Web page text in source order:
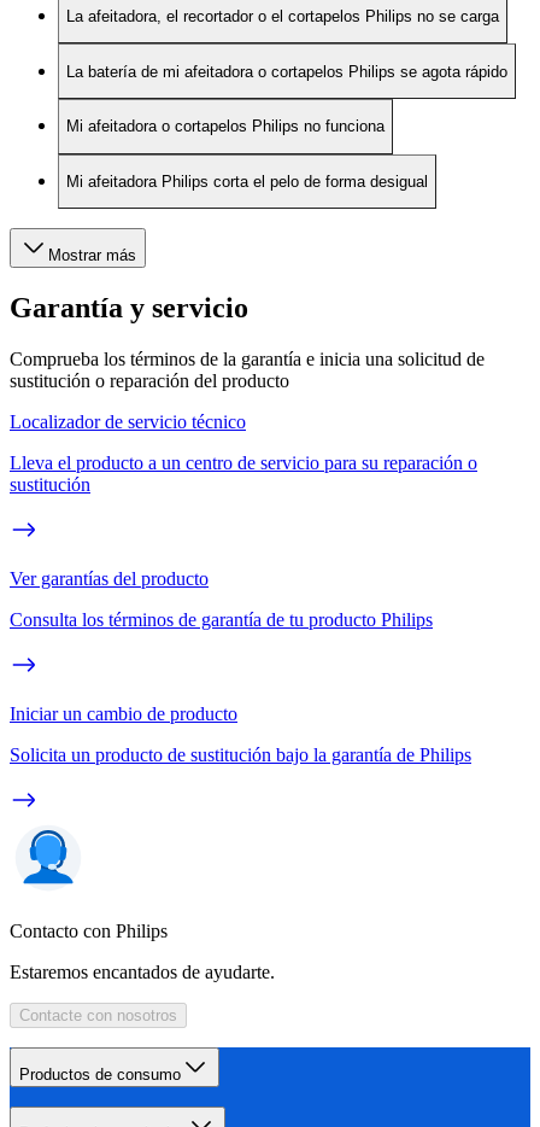
La afeitadora, el recortador o el cortapelos Philips no se carga
La batería de mi afeitadora o cortapelos Philips se agota rápido
Mi afeitadora o cortapelos Philips no funciona
Mi afeitadora Philips corta el pelo de forma desigual
Mostrar más
Garantía y servicio
Comprueba los términos de la garantía e inicia una solicitud de
sustitución o reparación del producto
Localizador de servicio técnico
Lleva el producto a un centro de servicio para su reparación o
sustitución
Ver garantías del producto
Consulta los términos de garantía de tu producto Philips
Iniciar un cambio de producto
Solicita un producto de sustitución bajo la garantía de Philips
Contacto con Philips
Estaremos encantados de ayudarte.
Contacte con nosotros
Productos de consumo